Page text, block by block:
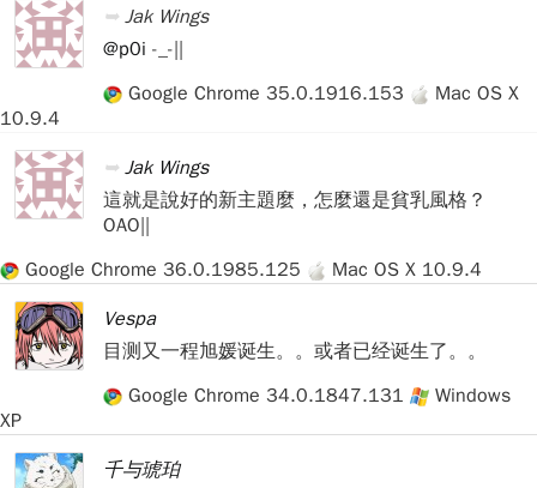
Jak Wings
@p0i -_-||
Google Chrome 35.0.1916.153
Mac OS X
10.9.4
Jak Wings
這就是說好的新主題麼，怎麼還是貧乳風格？
OAO||
Google Chrome 36.0.1985.125
Mac OS X 10.9.4
Vespa
目测又一程旭媛诞生。。或者已经诞生了。。
Google Chrome 34.0.1847.131
Windows
XP
千与琥珀